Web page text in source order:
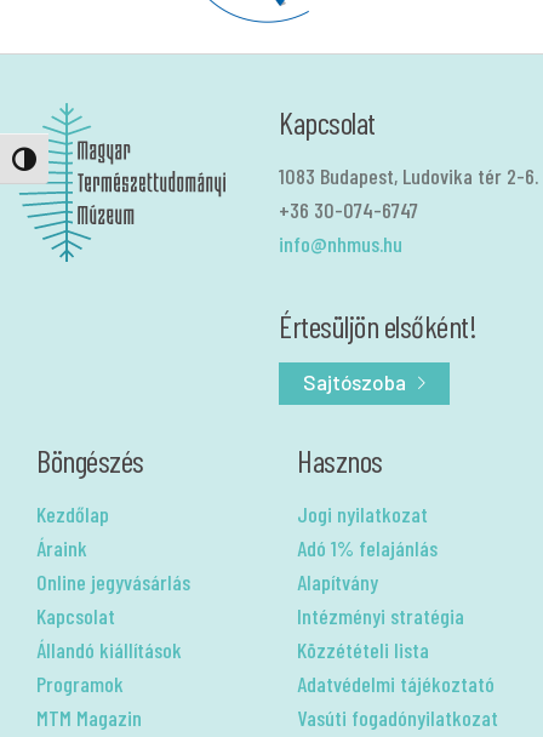
Nagy kontraszt váltása
Böngészés
Kezdőlap
Áraink
Online jegyvásárlás
Kapcsolat
Állandó kiállítások
Programok
MTM Magazin
Hasznos
Jogi nyilatkozat
Adó 1% felajánlás
Alapítvány
Intézményi stratégia
Közzétételi lista
Adatvédelmi tájékoztató
Vasúti fogadónyilatkozat
Kapcsolat
1083 Budapest, Ludovika tér 2-6.
+36 30-074-6747
info@nhmus.hu
Értesüljön elsőként!
Sajtószoba